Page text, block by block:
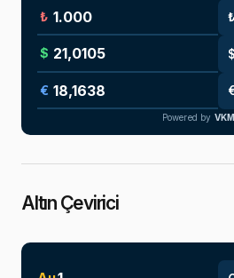
₺
$
€
Powered by VKM
Altın Çevirici